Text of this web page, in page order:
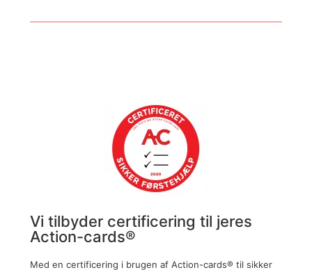
Vi tilbyder certificering til jeres
Action-cards®
Med en certificering i brugen af Action-cards® til sikker